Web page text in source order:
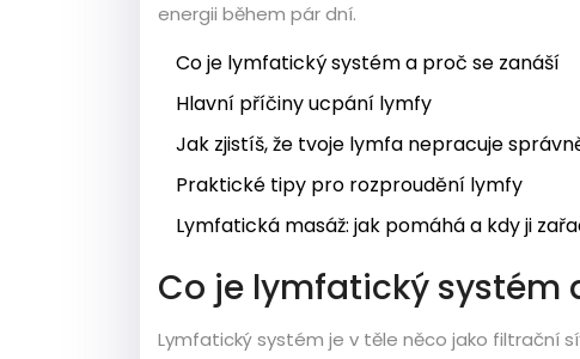
energii během pár dní.
Co je lymfatický systém a proč se zanáší
Hlavní příčiny ucpání lymfy
Jak zjistíš, že tvoje lymfa nepracuje
Praktické tipy pro rozproudění lymfy
Lymfatická masáž: jak pomáhá a kdy ji
Co je lymfatický systém
Lymfatický systém je v těle něco jako filtrační